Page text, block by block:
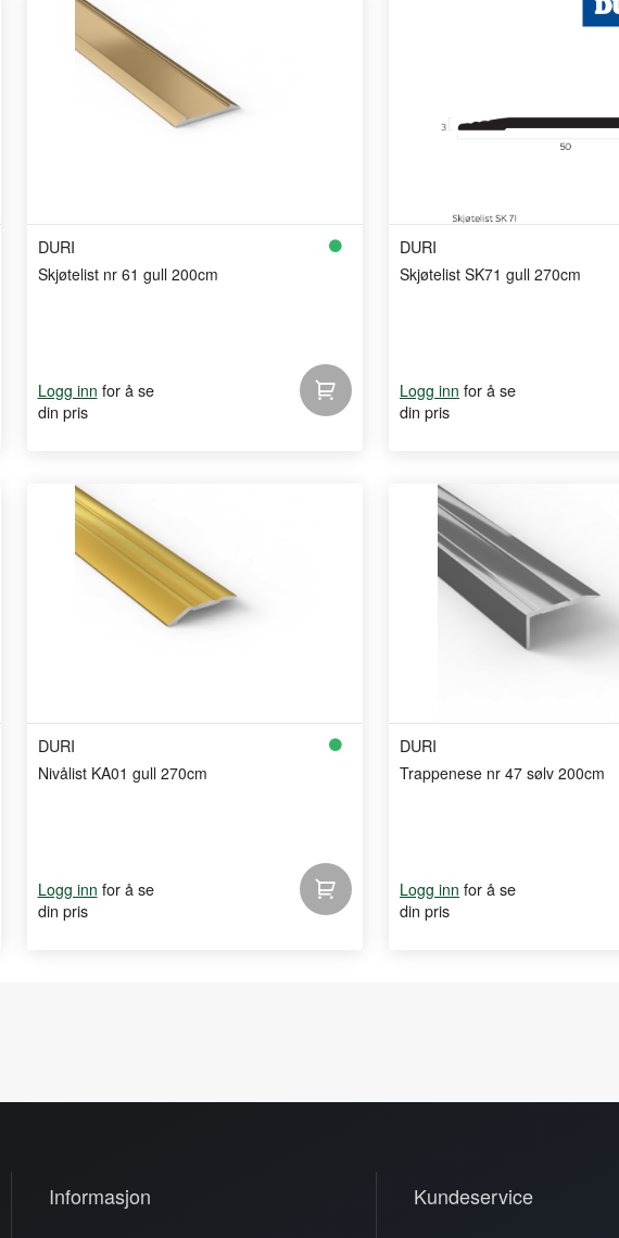
DURI
Skjøtelist nr 61 gull 200cm
Logg inn for å se
din pris
DURI
Skjøtelist SK71 gull 270cm
Logg inn for å se
din pris
DURI
Nivålist KA01 gull 270cm
Logg inn for å se
din pris
DURI
Trappenese nr 47 sølv 200cm
Logg inn for å se
din pris
Informasjon Kundeservice